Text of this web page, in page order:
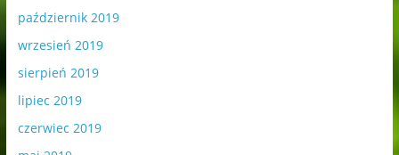
październik 2019
wrzesień 2019
sierpień 2019
lipiec 2019
czerwiec 2019